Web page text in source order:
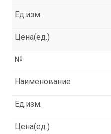
Ед.изм.
Цена(ед.)
№
Наименование
Ед.изм.
Цена(ед.)